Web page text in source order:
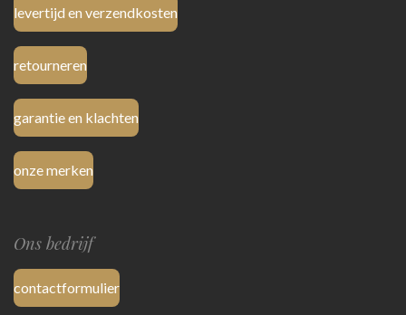
levertijd en verzendkosten
retourneren
garantie en klachten
onze merken
Ons bedrijf
contactformulier